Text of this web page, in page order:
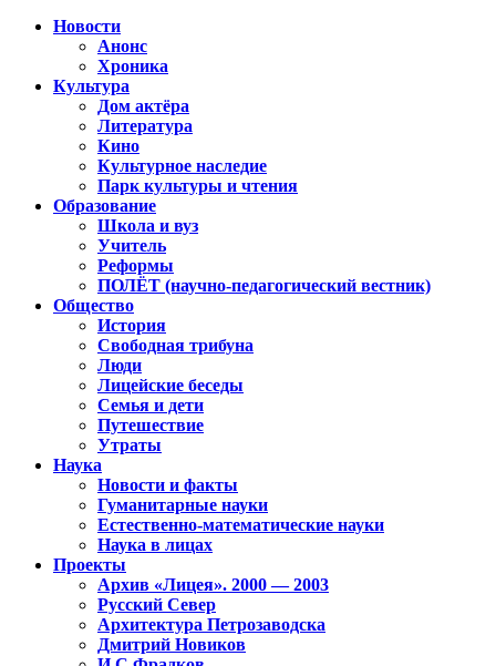
Новости
Анонс
Хроника
Культура
Дом актёра
Литература
Кино
Культурное наследие
Парк культуры и чтения
Образование
Школа и вуз
Учитель
Реформы
ПОЛЁТ (научно-педагогический вестник)
Общество
История
Свободная трибуна
Люди
Лицейские беседы
Семья и дети
Путешествие
Утраты
Наука
Новости и факты
Гуманитарные науки
Естественно-математические науки
Наука в лицах
Проекты
Архив «Лицея». 2000 — 2003
Русский Север
Архитектура Петрозаводска
Дмитрий Новиков